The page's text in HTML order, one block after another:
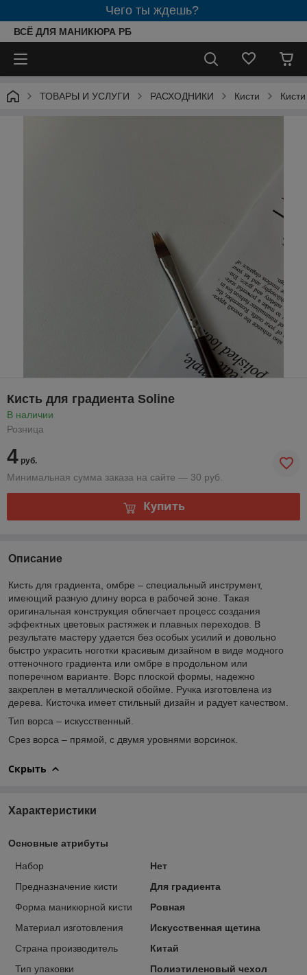
Чего ты ждешь?
ВСЁ ДЛЯ МАНИКЮРА РБ
ТОВАРЫ И УСЛУГИ РАСХОДНИКИ Кисти
Кисть для градиента Soline
В наличии
Розница
4 руб.
Минимальная сумма заказа на сайте — 30 руб.
Купить
Описание
Кисть для градиента, омбре – специальный инструмент,
имеющий разную длину ворса в рабочей зоне. Такая
оригинальная конструкция облегчает процесс создания
эффектных цветовых растяжек и плавных переходов. В
результате мастеру удается без особых усилий и довольно
быстро украсить ноготки красивым дизайном в виде модного
оттеночного градиента или омбре в продольном или
поперечном варианте. Ворс плоской формы, надежно
закреплен в металлической обойме. Ручка изготовлена из
дерева. Кисточка имеет стильный дизайн и радует качеством.
Тип ворса – искусственный.
Срез ворса – прямой, с двумя уровнями ворсинок.
Скрыть
Характеристики
Основные атрибуты
Набор
Нет
Предназначение кисти
Для градиента
Форма маникюрной кисти
Ровная
Материал изготовления
Искусственная щетина
Страна производитель
Китай
Тип упаковки
Полиэтиленовый чехол